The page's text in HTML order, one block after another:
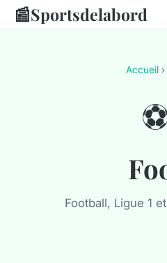
📰Sportsdelabord
Accueil›
Football, Ligue 1